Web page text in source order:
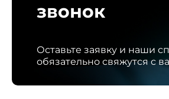
звонок
Оставьте заявку и наши
обязательно свяжутся с